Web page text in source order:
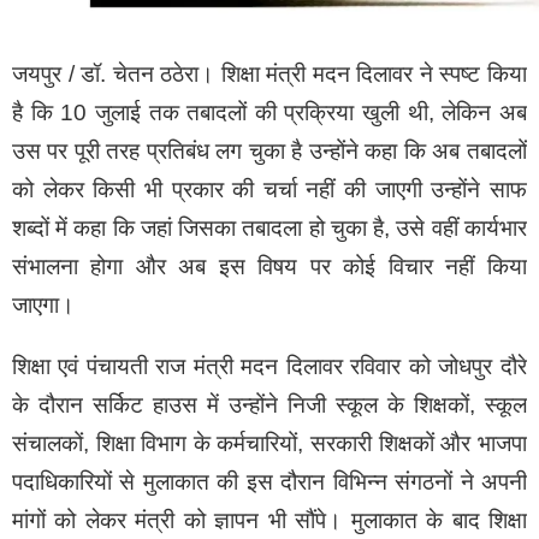
बनाई थी जो जहां शुरू करने के लिए समिति मंदिर पहुंच चुकी है और
जांच शुरू कर दी है। समिति मामले की प्रारंभिक जांच कर रही है
जिसके बाद शासन स्तर से गठित की गई नई समिति मामले की
विस्तृत और गहन जांच को आगे बढ़ाएगी।
जयपुर / डॉ. चेतन ठठेरा। शिक्षा मंत्री मदन दिलावर ने स्पष्ट किया
है कि 10 जुलाई तक तबादलों की प्रक्रिया खुली थी, लेकिन अब
उस पर पूरी तरह प्रतिबंध लग चुका है उन्होंने कहा कि अब तबादलों
को लेकर किसी भी प्रकार की चर्चा नहीं की जाएगी उन्होंने साफ
शब्दों में कहा कि जहां जिसका तबादला हो चुका है, उसे वहीं कार्यभार
संभालना होगा और अब इस विषय पर कोई विचार नहीं किया
जाएगा।
शिक्षा एवं पंचायती राज मंत्री मदन दिलावर रविवार को जोधपुर दौरे
के दौरान सर्किट हाउस में उन्होंने निजी स्कूल के शिक्षकों, स्कूल
संचालकों, शिक्षा विभाग के कर्मचारियों, सरकारी शिक्षकों और भाजपा
पदाधिकारियों से मुलाकात की इस दौरान विभिन्न संगठनों ने अपनी
मांगों को लेकर मंत्री को ज्ञापन भी सौंपे। मुलाकात के बाद शिक्षा